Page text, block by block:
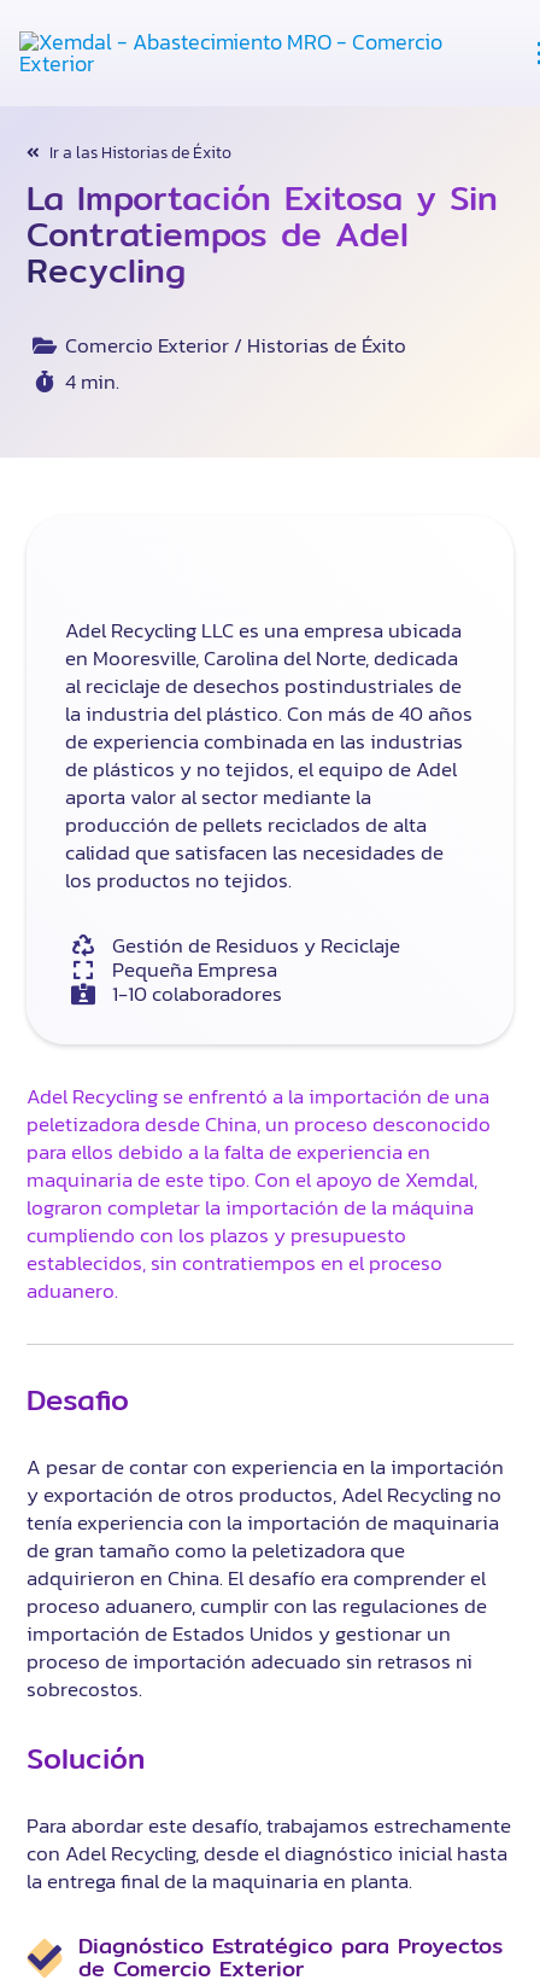
Tercerización
Recursos
Nosotros
Ir a las Historias de Éxito
La Importación Exitosa y Sin
Contratiempos de Adel
Recycling
Comercio Exterior / Historias de Éxito
4 min.
Adel Recycling LLC es una empresa ubicada
en Mooresville, Carolina del Norte, dedicada
al reciclaje de desechos postindustriales de
la industria del plástico. Con más de 40 años
de experiencia combinada en las industrias
de plásticos y no tejidos, el equipo de Adel
aporta valor al sector mediante la
producción de pellets reciclados de alta
calidad que satisfacen las necesidades de
los productos no tejidos.
Gestión de Residuos y Reciclaje
Pequeña Empresa
1-10 colaboradores
Adel Recycling se enfrentó a la importación de una
peletizadora desde China, un proceso desconocido
para ellos debido a la falta de experiencia en
maquinaria de este tipo. Con el apoyo de Xemdal,
lograron completar la importación de la máquina
cumpliendo con los plazos y presupuesto
establecidos, sin contratiempos en el proceso
aduanero.
Desafio
A pesar de contar con experiencia en la importación
y exportación de otros productos, Adel Recycling no
tenía experiencia con la importación de maquinaria
de gran tamaño como la peletizadora que
adquirieron en China. El desafío era comprender el
proceso aduanero, cumplir con las regulaciones de
importación de Estados Unidos y gestionar un
proceso de importación adecuado sin retrasos ni
sobrecostos.
Solución
Para abordar este desafío, trabajamos estrechamente
con Adel Recycling, desde el diagnóstico inicial hasta
la entrega final de la maquinaria en planta.
Diagnóstico Estratégico para Proyectos
de Comercio Exterior